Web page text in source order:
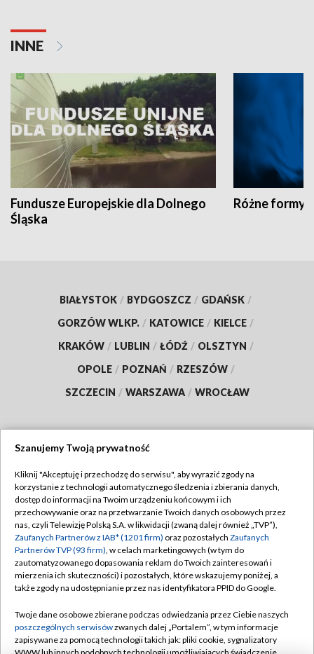
INNE
Fundusze Europejskie dla Dolnego
Śląska
Różne formy
BIAŁYSTOK / BYDGOSZCZ / GDAŃSK /
GORZÓW WLKP. / KATOWICE / KIELCE /
KRAKÓW / LUBLIN / ŁÓDŹ / OLSZTYN /
OPOLE / POZNAŃ / RZESZÓW /
SZCZECIN / WARSZAWA / WROCŁAW
TVP
Abonament TVP
Emisja w TVP
Centrum informacji TVP
Naziemna Telewizja Cyfrowa
Rada Programowa
System NOS
Regulamin TVP
Polityka prywatności
Moje zgody
Pomoc
Kontakt
Szanujemy Twoją prywatność
Kliknij "Akceptuję i przechodzę do serwisu", aby wyrazić zgody na
korzystanie z technologii automatycznego śledzenia i zbierania danych,
dostęp do informacji na Twoim urządzeniu końcowym i ich
przechowywanie oraz na przetwarzanie Twoich danych osobowych przez
nas, czyli Telewizję Polską S.A. w likwidacji (zwaną dalej również „TVP”),
Zaufanych Partnerów z IAB* (1201 firm) oraz pozostałych Zaufanych
Partnerów TVP (93 firm), w celach marketingowych (w tym do
zautomatyzowanego dopasowania reklam do Twoich zainteresowań i
mierzenia ich skuteczności) i pozostałych, które wskazujemy poniżej, a
także zgody na udostępnianie przez nas identyfikatora PPID do Google.
Twoje dane osobowe zbierane podczas odwiedzania przez Ciebie naszych
poszczególnych serwisówzwanych dalej „Portalem”, w tym informacje
zapisywane za pomocą technologii takich jak: pliki cookie, sygnalizatory